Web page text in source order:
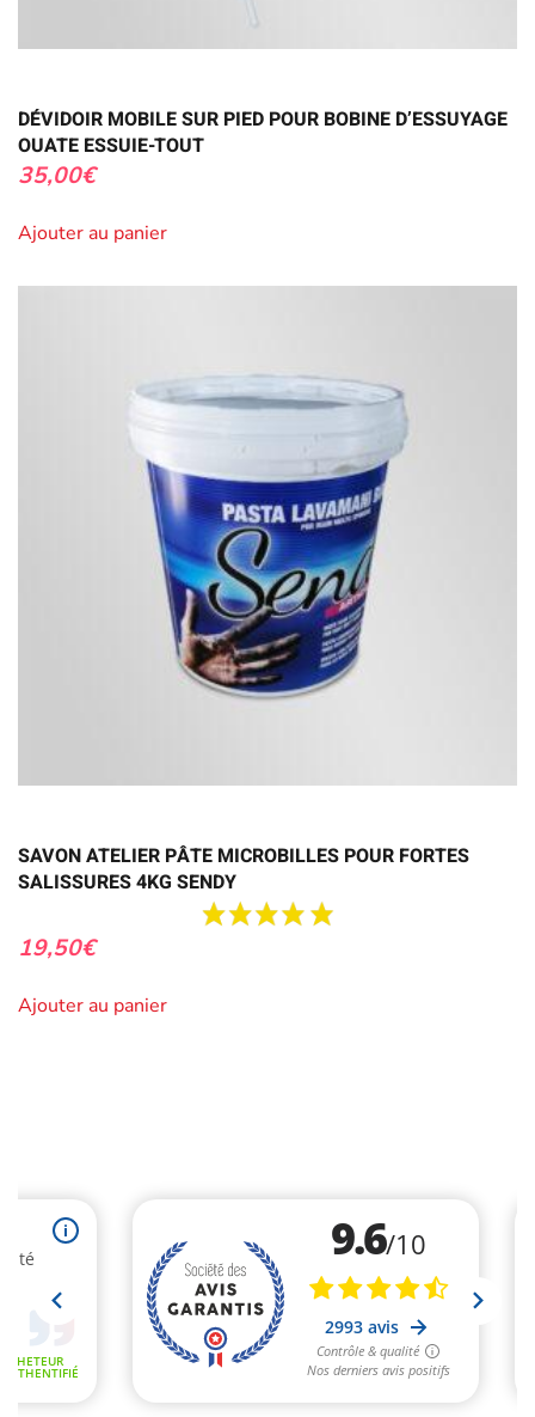
DÉVIDOIR MOBILE SUR PIED POUR BOBINE D’ESSUYAGE
OUATE ESSUIE-TOUT
35,00€
Ajouter au panier
SAVON ATELIER PÂTE MICROBILLES POUR FORTES
SALISSURES 4KG SENDY
19,50€
Ajouter au panier